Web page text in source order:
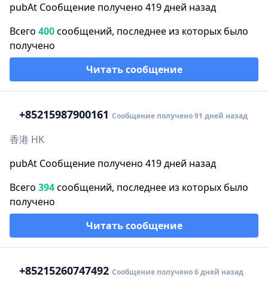
pubAt Сообщение получено 419 дней назад
Всего 400сообщений, последнее из которых было
получено
Читать сообщение
+85215987900161 Сообщение получено 91 дней назад
香港 HK
pubAt Сообщение получено 419 дней назад
Всего 394сообщений, последнее из которых было
получено
Читать сообщение
+85215260747492 Сообщение получено 6 дней назад